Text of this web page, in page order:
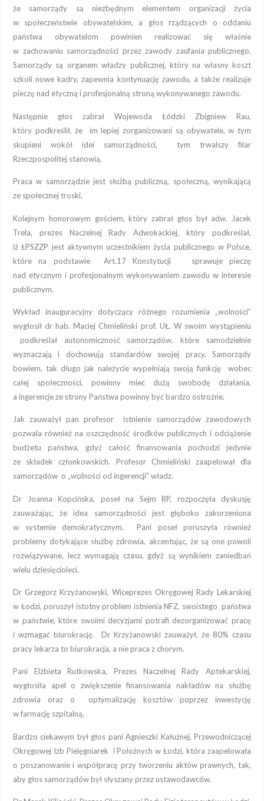
że samorządy są niezbędnym elementem organizacji życia
w społeczeństwie obywatelskim, a głos rządzących o oddaniu
państwa obywatelom powinien realizować się właśnie
w zachowaniu samorządności przez zawody zaufania publicznego.
Samorządy są organem władzy publicznej, który na własny koszt
szkoli nowe kadry, zapewnia kontynuację zawodu, a także realizuje
pieczę nad etyczną i profesjonalną stroną wykonywanego zawodu.
Następnie głos zabrał Wojewoda Łódzki Zbigniew Rau,
który podkreślił, że im lepiej zorganizowani są obywatele, w tym
skupieni wokół idei samorządności, tym trwalszy filar
Rzeczpospolitej stanowią.
Praca w samorządzie jest służbą publiczną, społeczną, wynikającą
ze społecznej troski.
Kolejnym honorowym gościem, który zabrał głos był adw. Jacek
Trela, prezes Naczelnej Rady Adwokackiej, który podkreślał,
iż ŁPSZZP jest aktywnym uczestnikiem życia publicznego w Polsce,
które na podstawie Art.17 Konstytucji sprawuje pieczę
nad etycznym i profesjonalnym wykonywaniem zawodu w interesie
publicznym.
Wykład inauguracyjny dotyczący różnego rozumienia „wolności”
wygłosił dr hab. Maciej Chmieliński prof. UŁ. W swoim wystąpieniu
podkreślał autonomiczność samorządów, które samodzielnie
wyznaczają i dochowują standardów swojej pracy. Samorządy
bowiem, tak długo jak należycie wypełniają swoją funkcję wobec
całej społeczności, powinny mieć dużą swobodę działania,
a ingerencje ze strony Państwa powinny być bardzo ostrożne.
Jak zauważył pan profesor istnienie samorządów zawodowych
pozwala również na oszczędność środków publicznych i odciążenie
budżetu państwa, gdyż całość finansowania pochodzi jedynie
ze składek członkowskich. Profesor Chmieliński zaapelował dla
samorządów o „wolności od ingerencji” władz.
Dr Joanna Kopcińska, poseł na Sejm RP, rozpoczęła dyskusję
zauważając, że idea samorządności jest głęboko zakorzeniona
w systemie demokratycznym. Pani poseł poruszyła również
problemy dotykające służbę zdrowia, akcentując, że są one powoli
rozwiązywane, lecz wymagają czasu, gdyż są wynikiem zaniedbań
wielu dziesięcioleci.
Dr Grzegorz Krzyżanowski, Wiceprezes Okręgowej Rady Lekarskiej
w Łodzi, poruszył istotny problem istnienia NFZ, swoistego państwa
w państwie, które swoimi decyzjami potrafi dezorganizować pracę
i wzmagać biurokrację. Dr Krzyżanowski zauważył, że 80% czasu
pracy lekarza to biurokracja, a nie praca z chorym.
Pani Elżbieta Rutkowska, Prezes Naczelnej Rady Aptekarskiej,
wygłosiła apel o zwiększenie finansowania nakładów na służbę
zdrowia oraz o optymalizację kosztów poprzez inwestycję
w farmację szpitalną.
Bardzo ciekawym był głos pani Agnieszki Kałużnej, Przewodniczącej
Okręgowej Izb Pielęgniarek i Położnych w Łodzi, która zaapelowała
o poszanowanie i współpracę przy tworzeniu aktów prawnych, tak,
aby głos samorządów był słyszany przez ustawodawców.